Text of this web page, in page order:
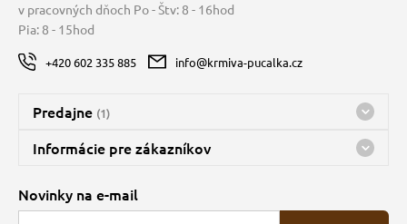
v pracovných dňoch Po - Štv: 8 - 16hod
Pia: 8 - 15hod
+420 602 335 885 info@krmiva-pucalka.cz
Predajne (1)
Predajňa a sklad Kbely
Informácie pre zákazníkov
O spoločnosti
Novinky na e-mail